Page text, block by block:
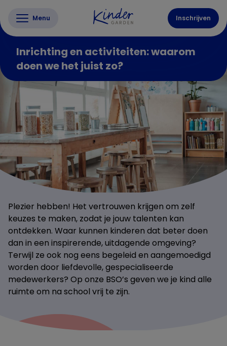
Menu Inschrijven
Inrichting en activiteiten: waarom
doen we het juist zo?
Plezier hebben! Het vertrouwen krijgen om zelf
keuzes te maken, zodat je jouw talenten kan
ontdekken. Waar kunnen kinderen dat beter doen
dan in een inspirerende, uitdagende omgeving?
Terwijl ze ook nog eens begeleid en aangemoedigd
worden door liefdevolle, gespecialiseerde
medewerkers? Op onze BSO’s geven we je kind alle
ruimte om na school vrij te zijn.